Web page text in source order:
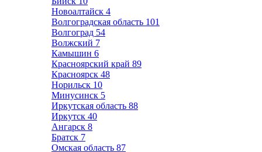
Новоалтайск 4
Волгоградская область 101
Волгоград 54
Волжский 7
Камышин 6
Красноярский край 89
Красноярск 48
Норильск 10
Минусинск 5
Иркутская область 88
Иркутск 40
Ангарск 8
Братск 7
Омская область 87